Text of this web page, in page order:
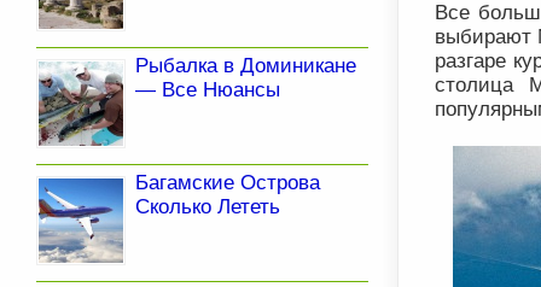
Все
выбирают
разгаре
столица
Рыбалка в Доминикане
— Все Нюансы
Багамские Острова
Сколько Лететь